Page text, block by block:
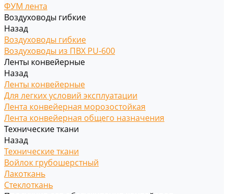
ФУМ лента
Воздуховоды гибкие
Назад
Воздуховоды гибкие
Воздуховоды из ПВХ PU-600
Ленты конвейерные
Назад
Ленты конвейерные
Для легких условий эксплуатации
Лента конвейерная морозостойкая
Лента конвейерная общего назначения
Технические ткани
Назад
Технические ткани
Войлок грубошерстный
Лакоткань
Стеклоткань